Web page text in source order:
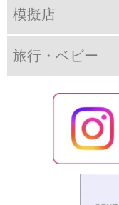
模擬店
旅行・ベビー